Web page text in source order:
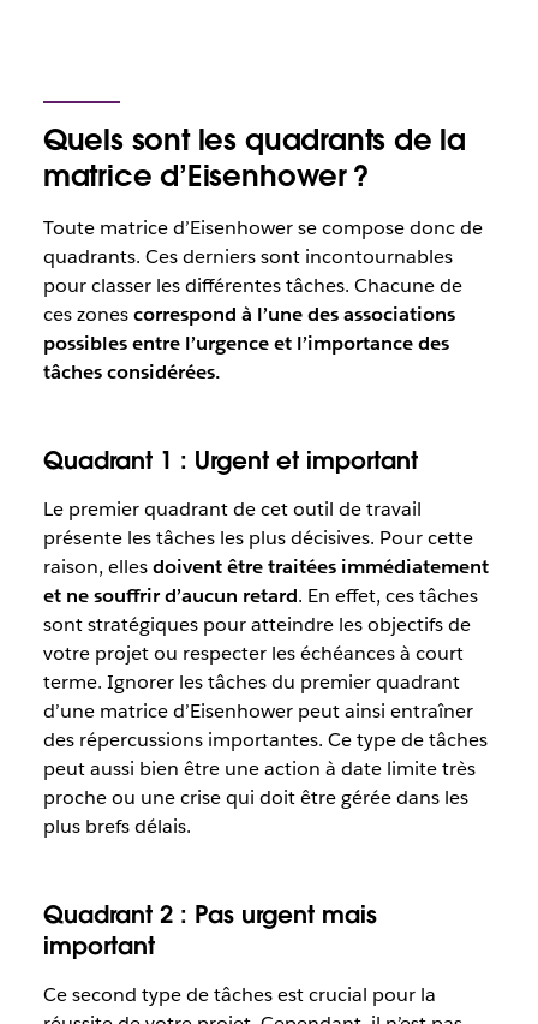
Quels sont les quadrants de la
matrice d’Eisenhower ?
Toute matrice d’Eisenhower se compose donc de
quadrants. Ces derniers sont incontournables
pour classer les différentes tâches. Chacune de
ces zonescorrespond à l’une des associations
possibles entre l’urgence et l’importance des
tâches considérées.
Quadrant 1 : Urgent et important
Le premier quadrant de cet outil de travail
présente les tâches les plus décisives. Pour cette
raison, ellesdoivent être traitées immédiatement
et ne souffrir d’aucun retard. En effet, ces tâches
sont stratégiques pour atteindre les objectifs de
votre projet ou respecter les échéances à court
terme. Ignorer les tâches du premier quadrant
d’une matrice d’Eisenhower peut ainsi entraîner
des répercussions importantes. Ce type de tâches
peut aussi bien être une action à date limite très
proche ou une crise qui doit être gérée dans les
plus brefs délais.
Quadrant 2 : Pas urgent mais
important
Ce second type de tâches est crucial pour la